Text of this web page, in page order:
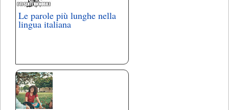
Le parole più lunghe nella
lingua italiana